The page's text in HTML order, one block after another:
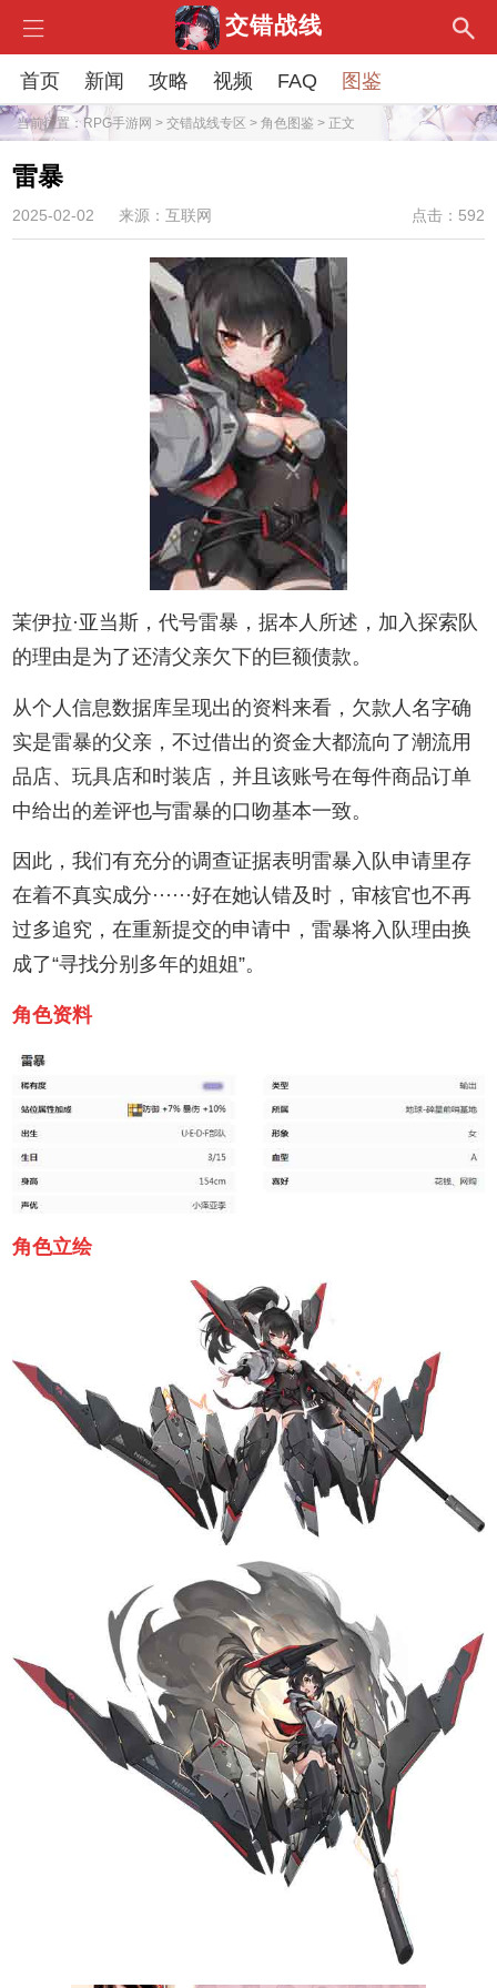
交错战线
首页 新闻 攻略 视频 FAQ 图鉴
当前位置：RPG手游网 > 交错战线专区 > 角色图鉴 > 正文
雷暴
2025-02-02 来源：互联网 点击：592
茉伊拉·亚当斯，代号雷暴，据本人所述，加入探索队
的理由是为了还清父亲欠下的巨额债款。
从个人信息数据库呈现出的资料来看，欠款人名字确
实是雷暴的父亲，不过借出的资金大都流向了潮流用
品店、玩具店和时装店，并且该账号在每件商品订单
中给出的差评也与雷暴的口吻基本一致。
因此，我们有充分的调查证据表明雷暴入队申请里存
在着不真实成分······好在她认错及时，审核官也不再
过多追究，在重新提交的申请中，雷暴将入队理由换
成了“寻找分别多年的姐姐”。
角色资料
角色立绘